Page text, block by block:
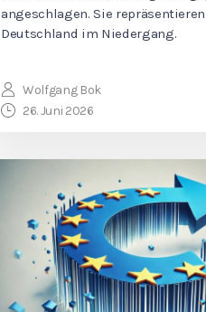
angeschlagen. Sie
Deutschland im Niedergang.
Wolfgang Bok
26. Juni 2026